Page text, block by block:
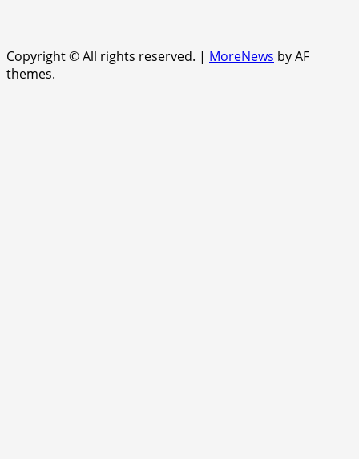
Copyright © All rights reserved. | MoreNews by AF
themes.